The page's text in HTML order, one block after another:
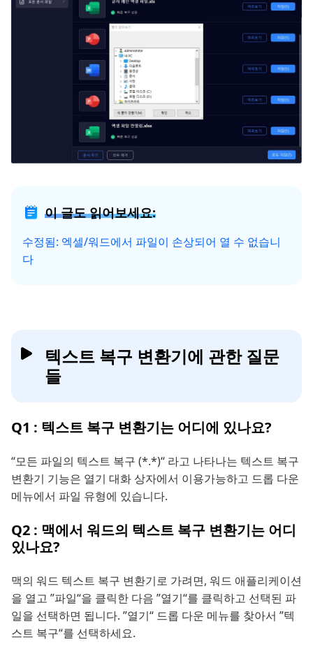
이 글도 읽어보세요:
수정됨: 엑셀/워드에서 파일이 손상되어 열 수 없습니
다
텍스트 복구 변환기에 관한 질문
들
Q1 : 텍스트 복구 변환기는 어디에 있나요?
“모든 파일의 텍스트 복구 (*.*)“ 라고 나타나는 텍스트 복구
변환기 기능은 열기 대화 상자에서 이용가능하고 드롭 다운
메뉴에서 파일 유형에 있습니다.
Q2 : 맥에서 워드의 텍스트 복구 변환기는 어디
있나요?
맥의 워드 텍스트 복구 변환기로 가려면, 워드 애플리케이션
을 열고 ”파일“을 클릭한 다음 ”열기“를 클릭하고 선택된 파
일을 선택하면 됩니다. ”열기“ 드롭 다운 메뉴를 찾아서 ”텍
스트 복구“를 선택하세요.